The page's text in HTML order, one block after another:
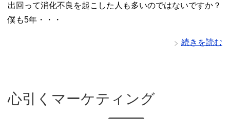
出回って消化不良を起こした人も多いのではないですか？
僕も5年・・・
続きを読む
心引くマーケティング